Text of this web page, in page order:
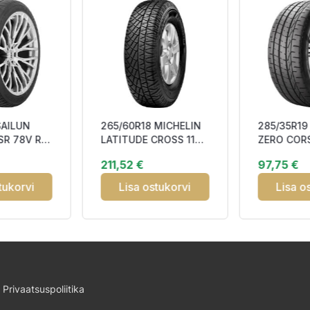
78V RP
265/60R18 MICHELIN
LATITUDE CROSS 110H
211,52 €
Lisa ostukorvi
285/35R19
ZERO
Left K1
97,75 €
Lisa
Privaatsuspoliitika